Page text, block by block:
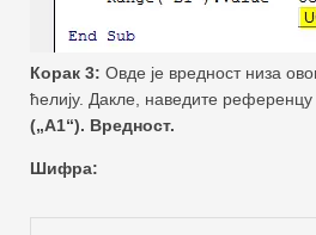
Корак 3: Овде је вредност низа
ћелију. Дакле, наведите референцу
(„А1“). Вредност.
Шифра: